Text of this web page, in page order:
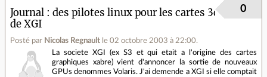
Journal
des pilotes linux pour les cartes 3d
de XGI
Posté par Nicolas Regnault le 02 octobre 2003 à 22:00.
0
La societe XGI (ex S3 et qui etait a l'origine des cartes
graphiques xabre) vient d'annoncer la sortie de nouveaux
GPUs denommes Volaris. J'ai demende a XGI si elle comptait